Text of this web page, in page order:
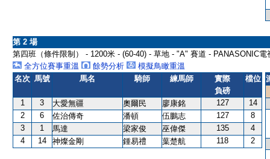
第 2 場
第四班（條件限制） - 1200米 - (60-40) - 草地 - "A" 賽道 - PANASONIC電
全方位賽事重溫
餘勢分析
模擬鳥瞰重溫
名次 馬號 馬名 騎師 練馬師
實際
負磅
檔位
1 3 大愛無疆 奧爾民 廖康銘 127
14
2
6 佐治傳奇 潘頓 伍鵬志 127
8
3
1 馬達 梁家俊 巫偉傑 135
4
4
14 神燦金剛 鍾易禮 葉楚航 118 2